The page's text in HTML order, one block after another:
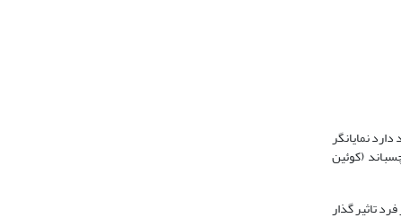
نمایانگر
را بهم می‌چسباند (کوئین
تاثیر گذار